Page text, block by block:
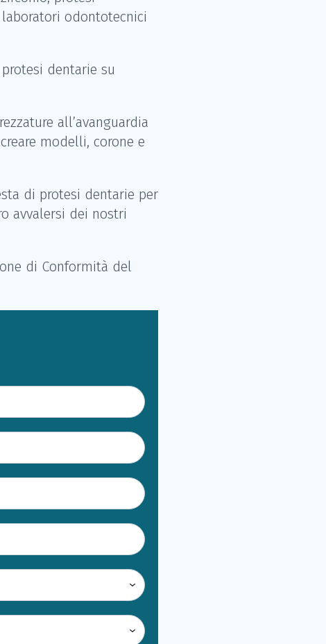
odontotecnici
dentarie su
all’avanguardia
modelli, corone e
di protesi dentarie per
avvalersi dei nostri
di Conformità del